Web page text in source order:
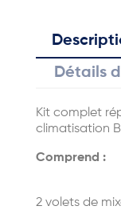
Détails
Kit complet
climatisation
Comprend :
2 volets de